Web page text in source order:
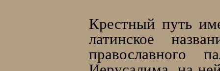
Крестный путь
латинское
православного